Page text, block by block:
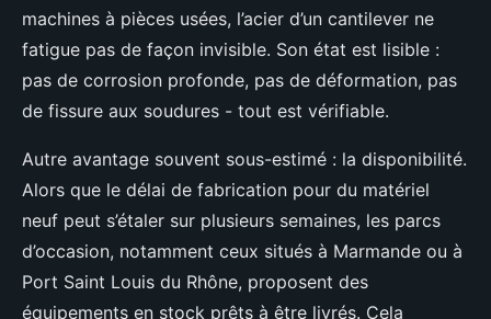
machines à pièces usées, l’acier d’un cantilever ne
fatigue pas de façon invisible. Son état est lisible :
pas de corrosion profonde, pas de déformation, pas
de fissure aux soudures - tout est vérifiable.
Autre avantage souvent sous-estimé : la disponibilité.
Alors que le délai de fabrication pour du matériel
neuf peut s’étaler sur plusieurs semaines, les parcs
d’occasion, notamment ceux situés à Marmande ou à
Port Saint Louis du Rhône, proposent des
équipements en stock prêts à être livrés. Cela